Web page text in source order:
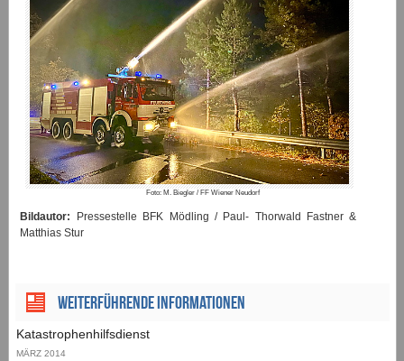
Foto: M. Biegler / FF Wiener Neudorf
Bildautor:
Pressestelle BFK Mödling / Paul- Thorwald Fastner &
Matthias Stur
Weiterführende Informationen
Katastrophenhilfsdienst
MÄRZ 2014